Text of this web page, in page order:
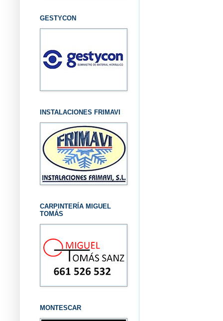
GESTYCON
INSTALACIONES FRIMAVI
CARPINTERÍA MIGUEL
TOMÁS
MONTESCAR